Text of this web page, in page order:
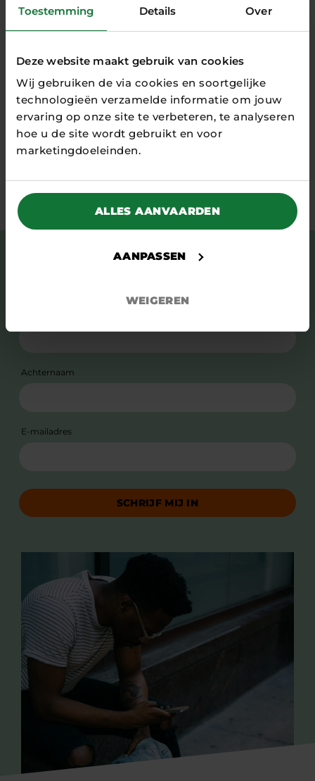
Toestemming Details Over
Deze website maakt gebruik van cookies
Wij gebruiken de via cookies en soortgelijke
technologieën verzamelde informatie om jouw
ervaring op onze site te verbeteren, te analyseren
hoe u de site wordt gebruikt en voor
marketingdoeleinden.
ALLES AANVAARDEN
AANPASSEN
WEIGEREN
alle gamechangers
Stay tuned
Schrijf je in voor onze nieuwsbrief en blijf op
evenementen en meer.
Achternaam
E-mailadres
SCHRIJF MIJ IN